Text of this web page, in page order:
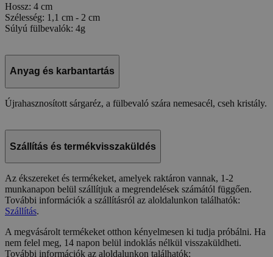
Hossz: 4 cm
Szélesség: 1,1 cm - 2 cm
Súlyú fülbevalók: 4g
Anyag és karbantartás
Újrahasznosított sárgaréz, a fülbevaló szára nemesacél, cseh kristály.
Szállítás és termékvisszaküldés
Az ékszereket és termékeket, amelyek raktáron vannak, 1-2
munkanapon belül szállítjuk a megrendelések számától függően.
További információk a szállításról az aloldalunkon találhatók:
Szállítás.
A megvásárolt termékeket otthon kényelmesen ki tudja próbálni. Ha
nem felel meg, 14 napon belül indoklás nélkül visszaküldheti.
További információk az aloldalunkon találhatók: